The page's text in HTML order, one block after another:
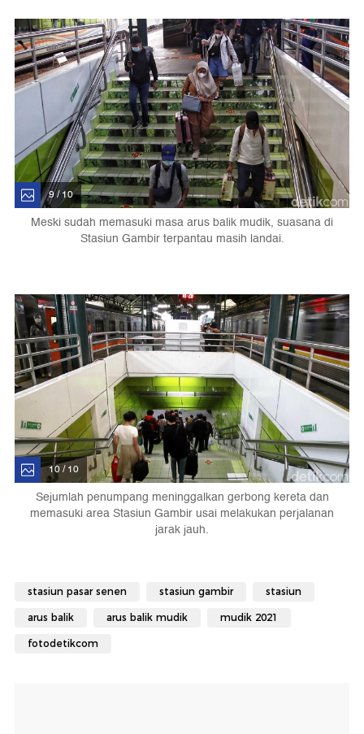
9 / 10
Meski sudah memasuki masa arus balik mudik, suasana di
Stasiun Gambir terpantau masih landai.
10 / 10
Sejumlah penumpang meninggalkan gerbong kereta dan
memasuki area Stasiun Gambir usai melakukan perjalanan
jarak jauh.
stasiun pasar senen stasiun gambir stasiun
arus balik arus balik mudik mudik 2021
fotodetikcom